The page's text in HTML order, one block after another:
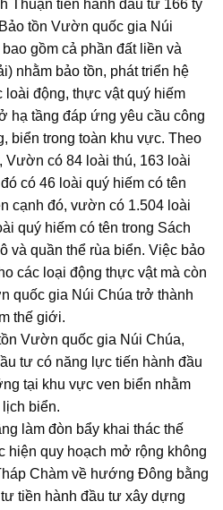
Thuận tiến hành đầu tư 166 tỷ
tồn Vườn quốc gia Núi
gồm cả phần đất liền và
nhằm bảo tồn, phát triển hệ
động, thực vật quý hiếm
hạ tầng đáp ứng yêu cầu công
biển trong toàn khu vực. Theo
Vườn có 84 loài thú, 163 loài
có 46 loài quý hiếm có tên
cạnh đó, vườn có 1.504 loài
quý hiếm có tên trong Sách
và quần thể rùa biển. Việc bảo
các loại động thực vật mà còn
quốc gia Núi Chúa trở thành
thế giới.
Vườn quốc gia Núi Chúa,
tư có năng lực tiến hành đầu
tại khu vực ven biển nhằm
biển.
làm đòn bẩy khai thác thế
hiện quy hoạch mở rộng không
Chàm về hướng Đông bằng
tiền hành đầu tư xây dựng